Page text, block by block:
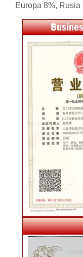
Europa 8%, Rusia